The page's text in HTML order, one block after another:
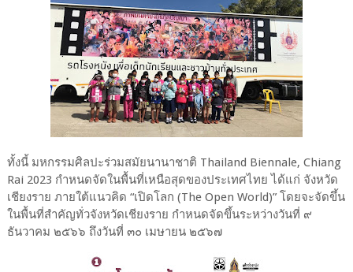
ทั้งนี้ มหกรรมศิลปะร่วมสมัยนานาชาติ Thailand Biennale, Chiang
Rai 2023 กำหนดจัดในพื้นที่เหนือสุดของประเทศไทย ได้แก่ จังหวัด
เชียงราย ภายใต้แนวคิด “เปิดโลก (The Open World)” โดยจะจัดขึ้น
ในพื้นที่สำคัญทั่วจังหวัดเชียงราย กำหนดจัดขึ้นระหว่างวันที่ ๙
ธันวาคม ๒๕๖๖ ถึงวันที่ ๓๐ เมษายน ๒๕๖๗